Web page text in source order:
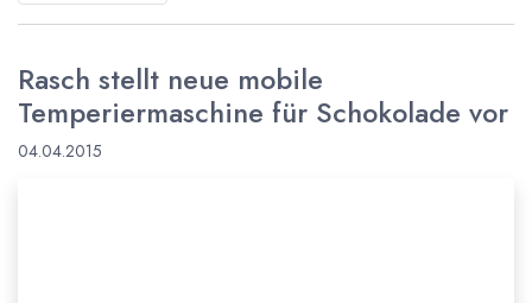
Rasch stellt neue mobile
Temperiermaschine für Schokolade vor
04.04.2015